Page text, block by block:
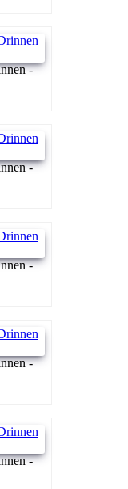
-
-
-
-
-